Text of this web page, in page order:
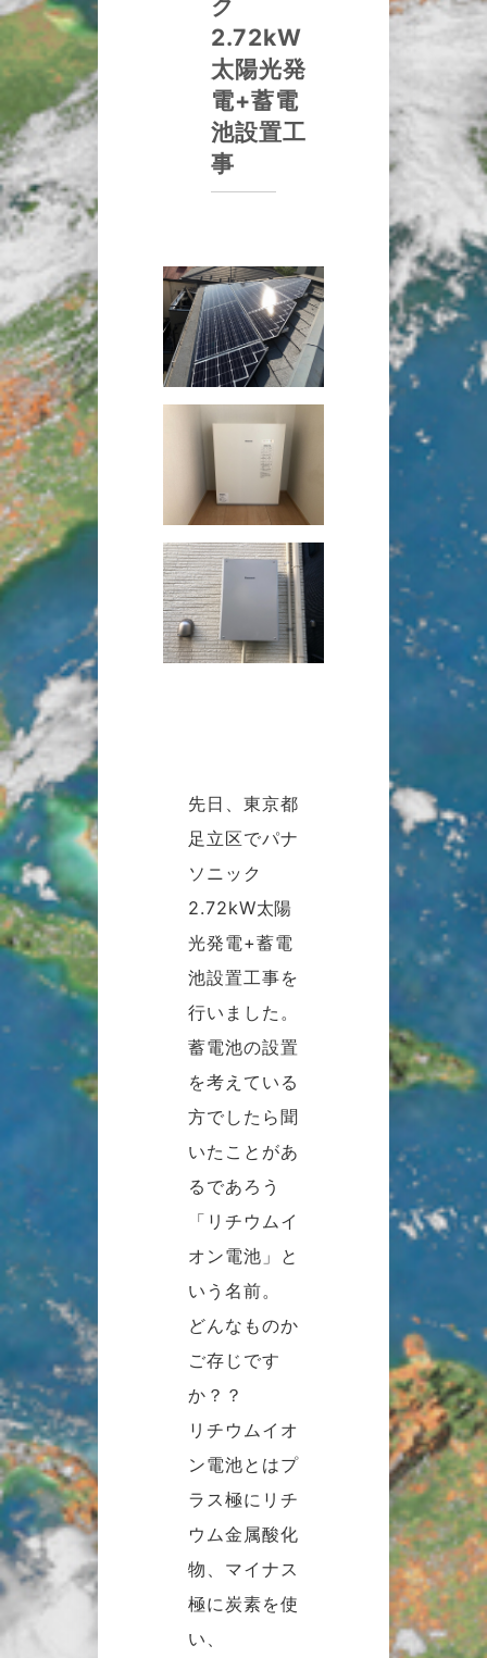
ク
2.72kW
太陽光発
電+蓄電
池設置工
事
先日、東京都
足立区でパナ
ソニック
2.72kW太陽
光発電+蓄電
池設置工事を
行いました。
蓄電池の設置
を考えている
方でしたら聞
いたことがあ
るであろう
「リチウムイ
オン電池」と
いう名前。
どんなものか
ご存じです
か？？
リチウムイオ
ン電池とはプ
ラス極にリチ
ウム金属酸化
物、マイナス
極に炭素を使
い、